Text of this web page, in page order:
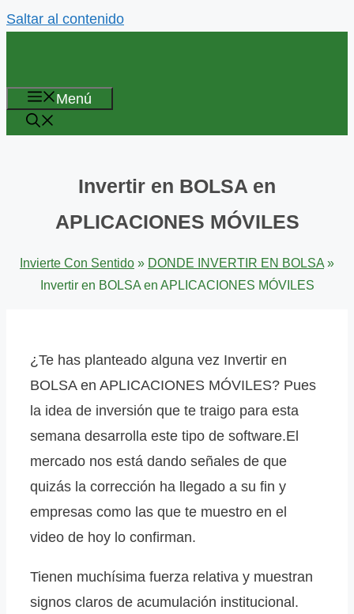
Saltar al contenido
Menú
Invertir en BOLSA en
APLICACIONES MÓVILES
Invierte Con Sentido » DONDE INVERTIR EN BOLSA »
Invertir en BOLSA en APLICACIONES MÓVILES
¿Te has planteado alguna vez Invertir en
BOLSA en APLICACIONES MÓVILES? Pues
la idea de inversión que te traigo para esta
semana desarrolla este tipo de software.El
mercado nos está dando señales de que
quizás la corrección ha llegado a su fin y
empresas como las que te muestro en el
video de hoy lo confirman.
Tienen muchísima fuerza relativa y muestran
signos claros de acumulación institucional.